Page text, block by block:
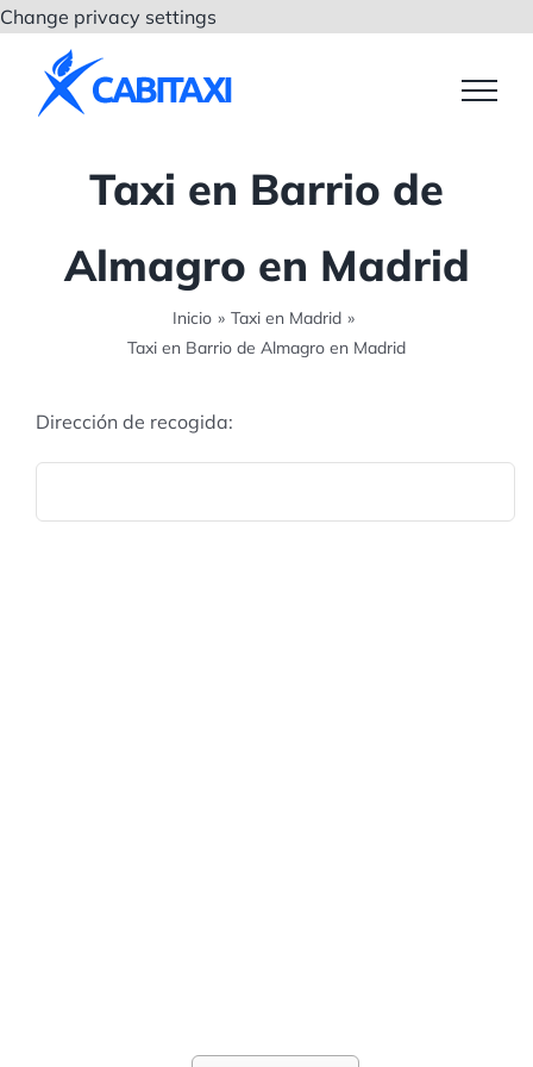
Change privacy settings
contenido
Taxi en Barrio de
Almagro en Madrid
Inicio » Taxi en Madrid »
Taxi en Barrio de Almagro en Madrid
Dirección de recogida: